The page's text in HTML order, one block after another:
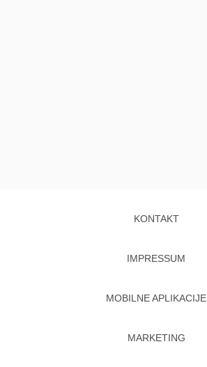
KONTAKT
IMPRESSUM
MOBILNE APLIKACIJE
MARKETING